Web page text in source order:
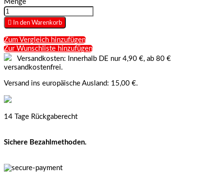
Menge
 In den Warenkorb
Zum Vergleich hinzufügen
Zur Wunschliste hinzufügen
Versandkosten: Innerhalb DE nur 4,90 €, ab 80 €
versandkostenfrei.
Versand ins europäische Ausland: 15,00 €.
14 Tage Rückgaberecht
Sichere Bezahlmethoden.